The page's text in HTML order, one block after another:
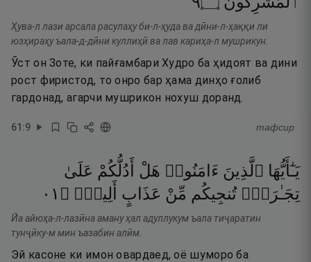
Ҳува-л лази арсала расулаҳу би-л-ҳуда ва дӣни-л-ҳаққи ли
юзҳираҳу ъала-д-дӣни куллиҳӣ ва лав кариҳа-л мушрикун.
Ӯст он Зоте, ки пайғамбари Худро ба ҳидоят ва дини
рост фиристод, то онро бар ҳама динҳо ғолиб
гардонад, агарчи мушрикон нохуш доранд.
61:9 тафсир
يَـٰٓأَيُّهَا ٱلَّذِينَ ءَامَنُوا۟ هَلْ أَدُلُّكُمْ عَلَىٰ
تِجَـٰرَةٍۢ تُنجِيكُم مِّنْ عَذَابٍ أَلِيمٍۢ ۝ ١٠
Йа айюҳа-л-лазӣна аману ҳал адуллукум ъала тиҷаратин
тунҷӣку-м мин ъазабин алӣм.
Эй касоне ки имон овардаед, оё шуморо ба